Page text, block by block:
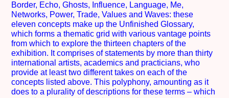
Border, Echo, Ghosts, Influence, Language, Me,
Networks, Power, Trade, Values and Waves: these
eleven concepts make up the Unfinished Glossary,
which forms a thematic grid with various vantage points
from which to explore the thirteen chapters of the
exhibition. It comprises of statements by more than thirty
international artists, academics and practicians, who
provide at least two different takes on each of the
concepts listed above. This polyphony, amounting as it
does to a plurality of descriptions for these terms – which